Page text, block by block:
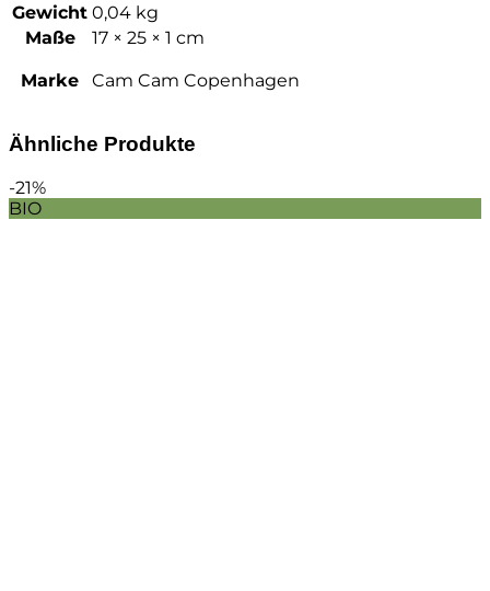
Gewicht 0,04 kg
Maße
17 × 25 × 1 cm
Marke Cam Cam Copenhagen
Ähnliche Produkte
-21%
BIO